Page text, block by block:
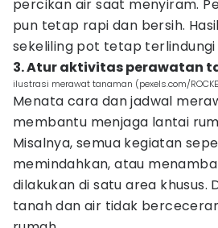
percikan air saat menyiram.
pun tetap rapi dan bersih.
sekeliling pot tetap
3. Atur aktivitas perawatan
ilustrasi merawat tanaman (pexels.com/
Menata cara dan jadwal
membantu menjaga lantai
Misalnya, semua kegiatan
memindahkan, atau
dilakukan di satu area khusus.
tanah dan air tidak